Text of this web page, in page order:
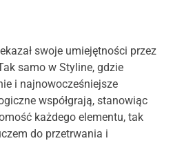
swoje umiejętności przez
samo w Styline, gdzie
i najnowocześniejsze
współgrają, stanowiąc
każdego elementu, tak
do przetrwania i